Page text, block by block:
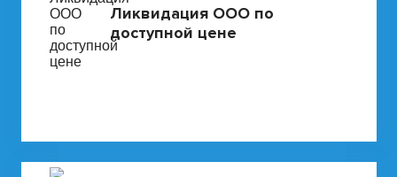
Ликвидация ООО по
доступной цене